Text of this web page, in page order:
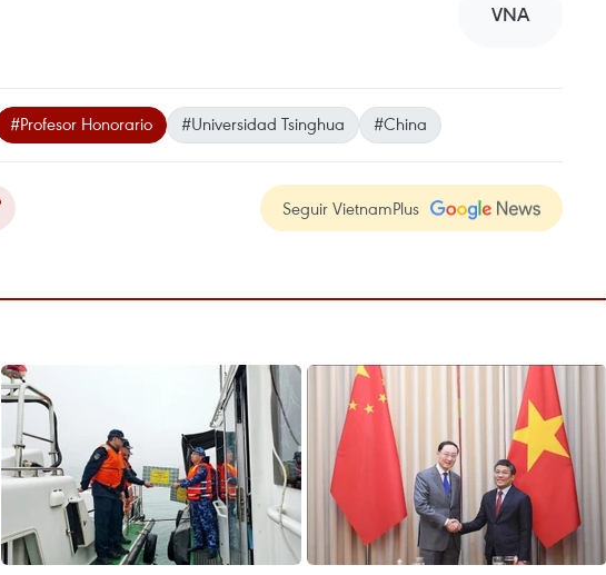
VNA
#Profesor Honorario #Universidad Tsinghua #China
Seguir VietnamPlus